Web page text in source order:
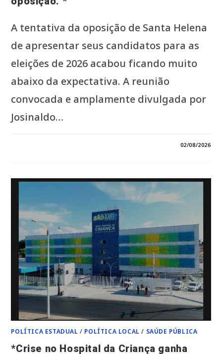
A tentativa da oposição de Santa Helena
de apresentar seus candidatos para as
eleições de 2026 acabou ficando muito
abaixo da expectativa. A reunião
convocada e amplamente divulgada por
Josinaldo…
MORAES
NÃO
EMPOLGA
E
EXPÕE
DIFICULDADE
DE
MOBILIZAÇÃO
DA
OPOSIÇÃO.”*
02/08/2026
POLÍTICA ESTADUAL / POLÍTICA LOCAL / SAÚDE PÚBLICA
*Crise no Hospital da Criança ganha